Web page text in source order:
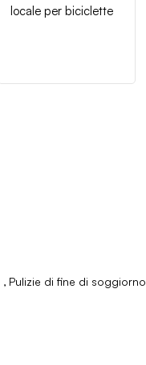
locale per biciclette
Pulizie di fine di soggiorno